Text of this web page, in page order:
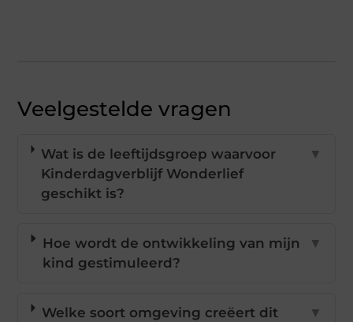
Veelgestelde vragen
Wat is de leeftijdsgroep waarvoor
Kinderdagverblijf Wonderlief
geschikt is?
▼
Hoe wordt de ontwikkeling van mijn
kind gestimuleerd?
▼
Welke soort omgeving creëert dit
▼